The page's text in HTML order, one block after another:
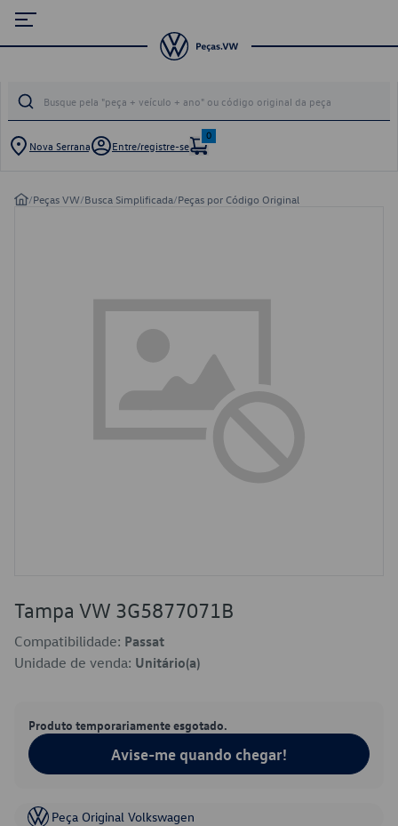
Nova Serrana Entre/registre-se
0
/Peças VW/Busca Simplificada/Peças por Código Original
Tampa VW 3G5877071B
Compatibilidade: Passat
Unidade de venda: Unitário(a)
Produto temporariamente esgotado.
Avise-me quando chegar!
Peça Original Volkswagen